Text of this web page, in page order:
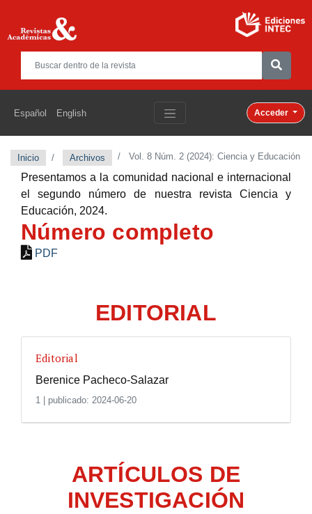
Español English Acceder
Inicio Archivos Vol. 8 Núm. 2 (2024): Ciencia y Educación
Presentamos a la comunidad nacional e internacional
el segundo número de nuestra revista Ciencia y
Educación, 2024.
Número completo
PDF
EDITORIAL
Editorial
Berenice Pacheco-Salazar
1 publicado: 2024-06-20
ARTÍCULOS DE
INVESTIGACIÓN